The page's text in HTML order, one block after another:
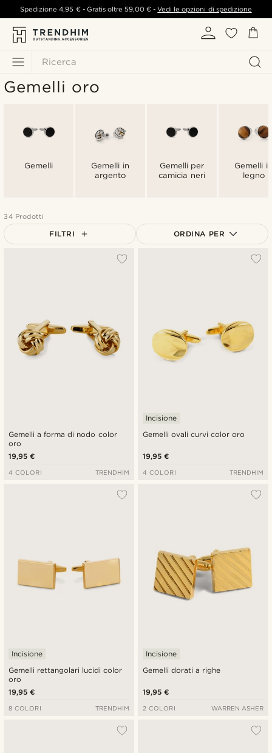
Ricerca
Spedizione4,95 €- Gratis oltre 59,00 € -Vedi le opzioni di spedizione
Gemelli oro
Gemelli
Gemelli in
argento
Gemelli per
camicia neri
Gemelli in
legno
34 Prodotti
FILTRI ORDINA PER
Gemelli a forma di nodo color
oro
19,95 €
4 COLORI TRENDHIM
Gemelli ovali curvi color oro
Incisione
19,95 €
4 COLORI TRENDHIM
Gemelli rettangolari lucidi color
oro
Incisione
19,95 €
8 COLORI TRENDHIM
Gemelli dorati a righe
Incisione
19,95 €
2 COLORI WARREN ASHER